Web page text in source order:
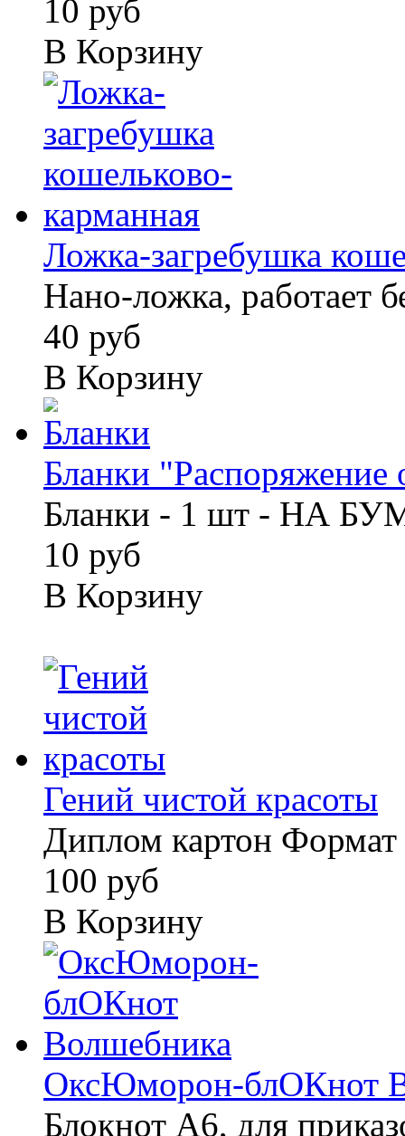
10 руб
В Корзину
Ложка-загребушка
Нано-ложка, работает
40 руб
В Корзину
Бланки "Распоряжение
Бланки - 1 шт - НА
10 руб
В Корзину
Гений чистой красоты
Диплом картон
100 руб
В Корзину
ОксЮморон-блОКнот
Блокнот А6, для